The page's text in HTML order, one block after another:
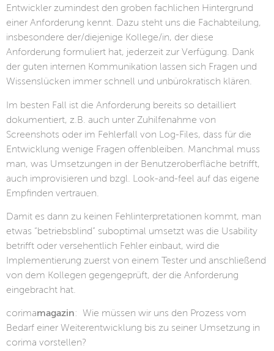
Entwickler zumindest den groben fachlichen Hintergrund
einer Anforderung kennt. Dazu steht uns die Fachabteilung,
insbesondere der/diejenige Kollege/in, der diese
Anforderung formuliert hat, jederzeit zur Verfügung. Dank
der guten internen Kommunikation lassen sich Fragen und
Wissenslücken immer schnell und unbürokratisch klären.
Im besten Fall ist die Anforderung bereits so detailliert
dokumentiert, z.B. auch unter Zuhilfenahme von
Screenshots oder im Fehlerfall von Log-Files, dass für die
Entwicklung wenige Fragen offenbleiben. Manchmal muss
man, was Umsetzungen in der Benutzeroberfläche betrifft,
auch improvisieren und bzgl. Look-and-feel auf das eigene
Empfinden vertrauen.
Damit es dann zu keinen Fehlinterpretationen kommt, man
etwas “betriebsblind” suboptimal umsetzt was die Usability
betrifft oder versehentlich Fehler einbaut, wird die
Implementierung zuerst von einem Tester und anschließend
von dem Kollegen gegengeprüft, der die Anforderung
eingebracht hat.
corimamagazin: Wie müssen wir uns den Prozess vom
Bedarf einer Weiterentwicklung bis zu seiner Umsetzung in
corima vorstellen?